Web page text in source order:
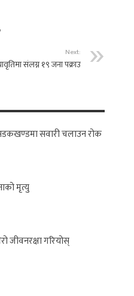
Next:
संलग्न १९ जना पक्राउ
सवारी चलाउन रोक
मृत्यु
जीवनरक्षा गरियोस्